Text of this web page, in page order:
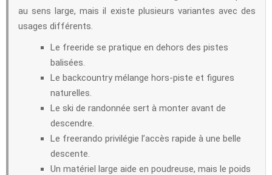
au sens large, mais il existe plusieurs variantes avec des
usages différents.
Le freeride se pratique en dehors des pistes
balisées.
Le backcountry mélange hors-piste et figures
naturelles.
Le ski de randonnée sert à monter avant de
descendre.
Le freerando privilégie l’accès rapide à une belle
descente.
Un matériel large aide en poudreuse, mais le poids